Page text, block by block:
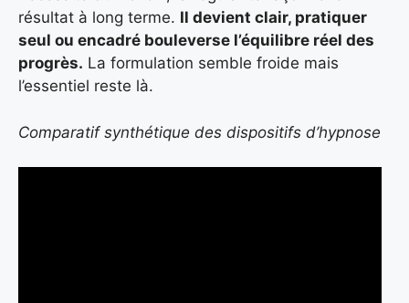
résultat à long terme. Il devient clair, pratiquer
seul ou encadré bouleverse l’équilibre réel des
progrès. La formulation semble froide mais
l’essentiel reste là.
Comparatif synthétique des dispositifs d’hypnose